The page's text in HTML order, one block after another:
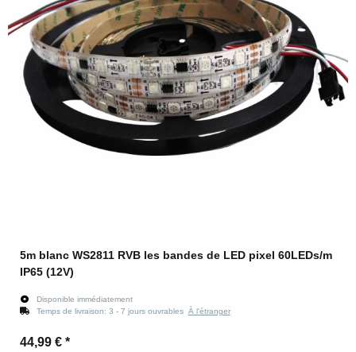
5m blanc WS2811 RVB les bandes de LED pixel 60LEDs/m
IP65 (12V)
Disponible immédiatement
Temps de livraison: 3 - 7 jours ouvrables À l'étranger
44,99 € *